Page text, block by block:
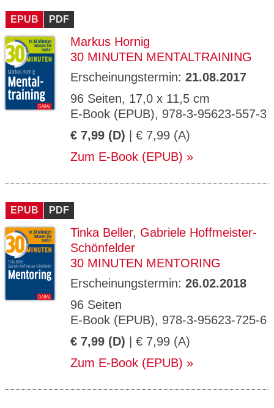
EPUB PDF
Markus Hornig
30 MINUTEN MENTALTRAINING
Erscheinungstermin: 21.08.2017
96 Seiten, 17,0 x 11,5 cm
E-Book (EPUB), 978-3-95623-557-3
€ 7,99 (D) | € 7,99 (A)
Zum E-Book (EPUB)
EPUB PDF
Tinka Beller, Gabriele Hoffmeister-
Schönfelder
30 MINUTEN MENTORING
Erscheinungstermin: 26.02.2018
96 Seiten
E-Book (EPUB), 978-3-95623-725-6
€ 7,99 (D) | € 7,99 (A)
Zum E-Book (EPUB)